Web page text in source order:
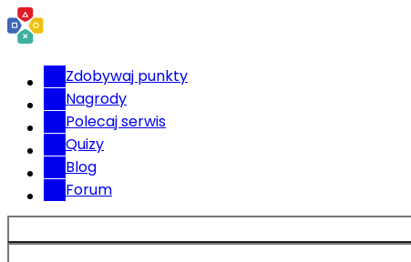
Zdobywaj punkty
Nagrody
Polecaj serwis
Quizy
Blog
Forum